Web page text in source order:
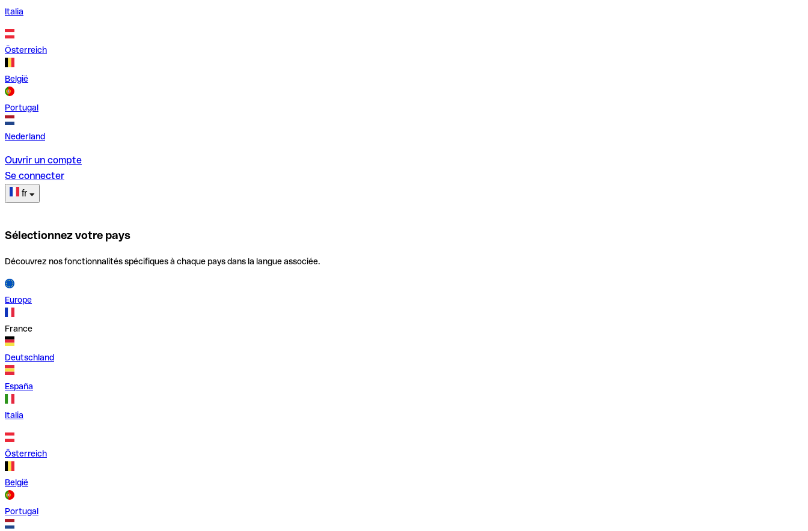
Italia
Österreich
België
Portugal
Nederland
Ouvrir un compte
Se connecter
fr
Sélectionnez votre pays
Découvrez nos fonctionnalités spécifiques à chaque pays dans la langue associée.
Europe
France
Deutschland
España
Italia
Österreich
België
Portugal